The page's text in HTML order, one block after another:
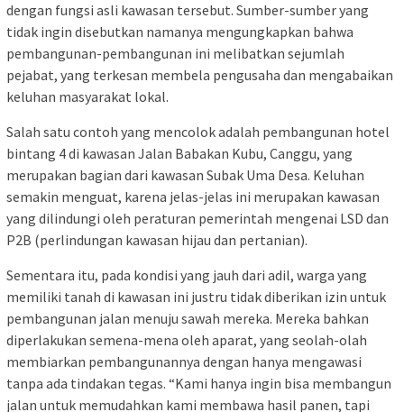
dengan fungsi asli kawasan tersebut. Sumber-sumber yang
tidak ingin disebutkan namanya mengungkapkan bahwa
pembangunan-pembangunan ini melibatkan sejumlah
pejabat, yang terkesan membela pengusaha dan mengabaikan
keluhan masyarakat lokal.
Salah satu contoh yang mencolok adalah pembangunan hotel
bintang 4 di kawasan Jalan Babakan Kubu, Canggu, yang
merupakan bagian dari kawasan Subak Uma Desa. Keluhan
semakin menguat, karena jelas-jelas ini merupakan kawasan
yang dilindungi oleh peraturan pemerintah mengenai LSD dan
P2B (perlindungan kawasan hijau dan pertanian).
Sementara itu, pada kondisi yang jauh dari adil, warga yang
memiliki tanah di kawasan ini justru tidak diberikan izin untuk
pembangunan jalan menuju sawah mereka. Mereka bahkan
diperlakukan semena-mena oleh aparat, yang seolah-olah
membiarkan pembangunannya dengan hanya mengawasi
tanpa ada tindakan tegas. “Kami hanya ingin bisa membangun
jalan untuk memudahkan kami membawa hasil panen, tapi